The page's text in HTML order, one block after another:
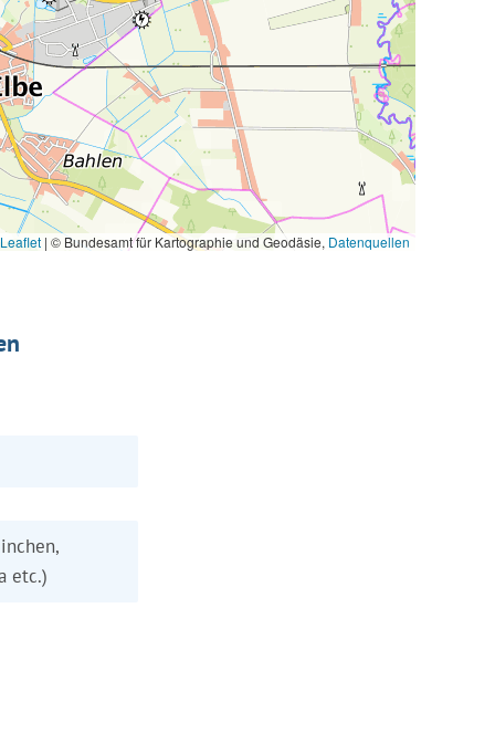
| © Bundesamt für Kartographie und Geodäsie, Datenquellen
etc.)